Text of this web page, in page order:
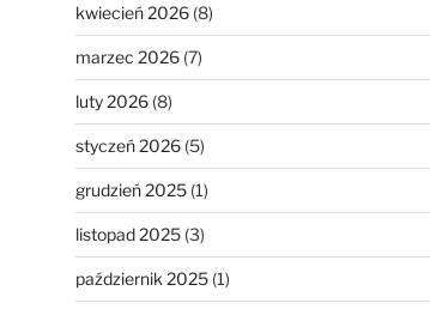
kwiecień 2026(8)
marzec 2026(7)
luty 2026(8)
styczeń 2026(5)
grudzień 2025(1)
listopad 2025(3)
październik 2025(1)